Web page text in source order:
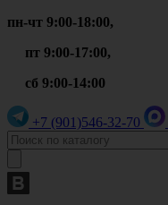
пн-чт 9:00-18:00,
пт 9:00-17:00,
сб 9:00-14:00
+7 (901)546-32-70